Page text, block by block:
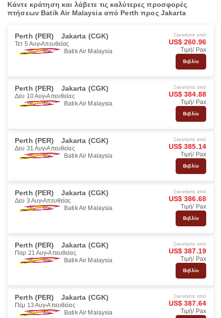
Κάντε κράτηση και λάβετε τις καλύτερες προσφορές
πτήσεων Batik Air Malaysia από Perth προς Jakarta
Perth (PER) Jakarta (CGK)
Τετ 5 Αυγ Απευθείας
Batik Air Malaysia
Ξεκινήστε από
US$ 260.96
Τιμή/ Pax
Βιβλίο
Perth (PER) Jakarta (CGK)
Δευ 10 Αυγ Απευθείας
Batik Air Malaysia
Ξεκινήστε από
US$ 384.88
Τιμή/ Pax
Βιβλίο
Perth (PER) Jakarta (CGK)
Δευ 31 Αυγ Απευθείας
Batik Air Malaysia
Ξεκινήστε από
US$ 385.14
Τιμή/ Pax
Βιβλίο
Perth (PER) Jakarta (CGK)
Δευ 3 Αυγ Απευθείας
Batik Air Malaysia
Ξεκινήστε από
US$ 386.68
Τιμή/ Pax
Βιβλίο
Perth (PER) Jakarta (CGK)
Παρ 21 Αυγ Απευθείας
Batik Air Malaysia
Ξεκινήστε από
US$ 387.19
Τιμή/ Pax
Βιβλίο
Perth (PER) Jakarta (CGK)
Πέμ 13 Αυγ Απευθείας
Batik Air Malaysia
Ξεκινήστε από
US$ 387.64
Τιμή/ Pax